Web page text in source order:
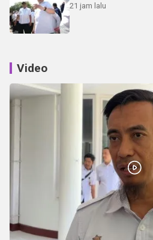
21 jam lalu
Video